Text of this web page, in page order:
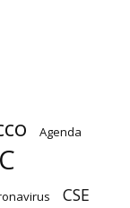
Agenda
CSE